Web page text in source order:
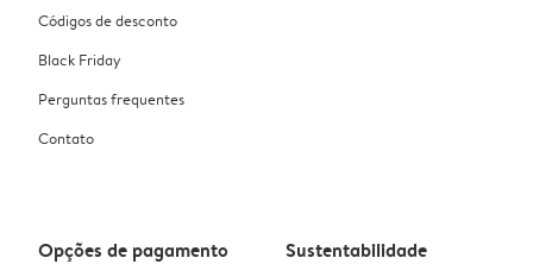
Códigos de desconto
Black Friday
Perguntas frequentes
Contato
Opções de pagamento Sustentabilidade